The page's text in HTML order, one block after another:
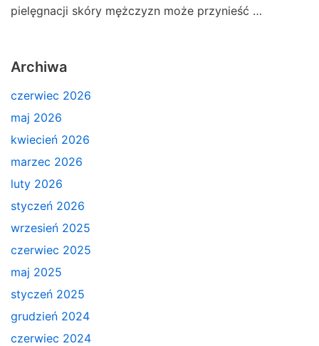
pielęgnacji skóry mężczyzn może przynieść …
Archiwa
czerwiec 2026
maj 2026
kwiecień 2026
marzec 2026
luty 2026
styczeń 2026
wrzesień 2025
czerwiec 2025
maj 2025
styczeń 2025
grudzień 2024
czerwiec 2024